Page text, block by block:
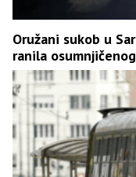
Oružani sukob u
ranila osumnjičenog